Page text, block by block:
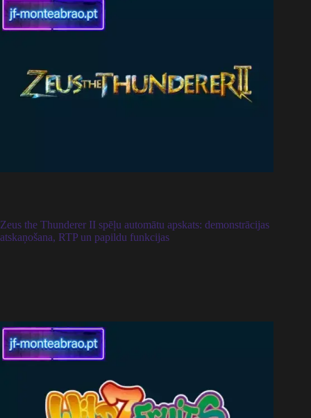
Zeus the Thunderer II spēļu automātu apskats: demonstrācijas
atskaņošana, RTP un papildu funkcijas